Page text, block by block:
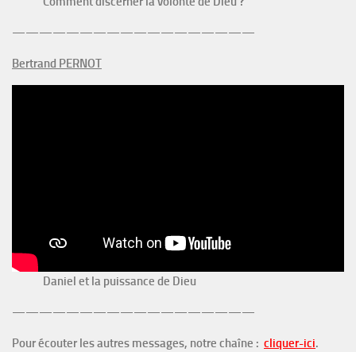
——————————————————
Bertrand PERNOT
Daniel et la puissance de Dieu
——————————————————
Pour écouter les autres messages, notre chaîne : cliquer-ici.